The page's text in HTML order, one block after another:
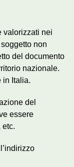
valorizzati nei
non
del documento
nazionale.
in Italia.
del
essere
etc.